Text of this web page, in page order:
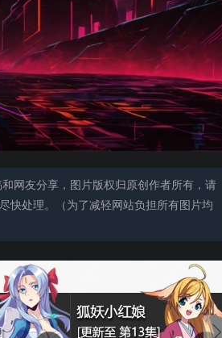
网友分享，图片版权归原创作者所有，请
快处理。（为了减轻网站负担所有图片均